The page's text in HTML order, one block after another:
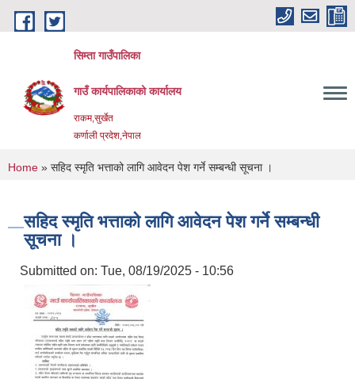
Skip to main content
सिम्ता गाउँपालिका
गाउँ कार्यपालिकाको कार्यालय
राकम,सुर्खेत
कर्णाली प्रदेश,नेपाल
You are here
Home » सहिद स्मृति भत्ताको लागि आवेदन पेश गर्ने सम्बन्धी सूचना ।
सहिद स्मृति भत्ताको लागि आवेदन पेश गर्ने सम्बन्धी
सूचना ।
Submitted on: Tue, 08/19/2025 - 10:56